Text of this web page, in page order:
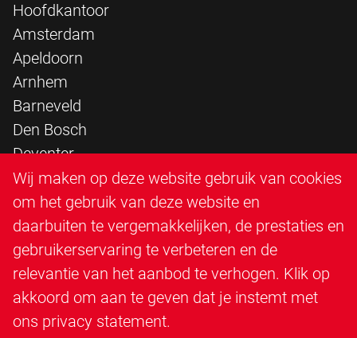
Hoofdkantoor
Amsterdam
Apeldoorn
Arnhem
Barneveld
Den Bosch
Deventer
Epe
Sittard
Triangle Infra
Triangle Steigerbouw
Utrecht
Veenendaal
Zutphen
Wij maken op deze website gebruik van cookies
om het gebruik van deze website en
daarbuiten te vergemakkelijken, de prestaties en
gebruikerservaring te verbeteren en de
relevantie van het aanbod te verhogen. Klik op
akkoord om aan te geven dat je instemt met
ons privacy statement.